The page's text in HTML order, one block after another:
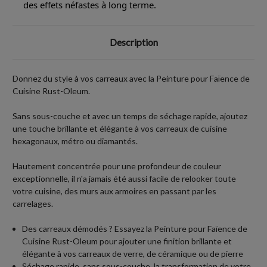
des effets néfastes à long terme.
Description
Donnez du style à vos carreaux avec la Peinture pour Faïence de
Cuisine Rust-Oleum.
Sans sous-couche et avec un temps de séchage rapide, ajoutez
une touche brillante et élégante à vos carreaux de cuisine
hexagonaux, métro ou diamantés.
Hautement concentrée pour une profondeur de couleur
exceptionnelle, il n'a jamais été aussi facile de relooker toute
votre cuisine, des murs aux armoires en passant par les
carrelages.
Des carreaux démodés ? Essayez la Peinture pour Faïence de
Cuisine Rust-Oleum pour ajouter une finition brillante et
élégante à vos carreaux de verre, de céramique ou de pierre